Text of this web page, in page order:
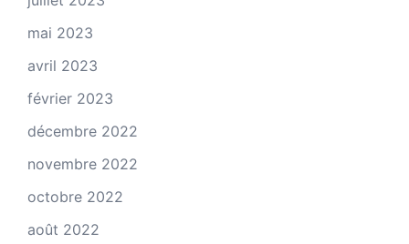
mai 2023
avril 2023
février 2023
décembre 2022
novembre 2022
octobre 2022
août 2022